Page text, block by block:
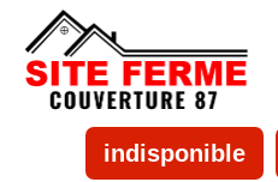
indisponible